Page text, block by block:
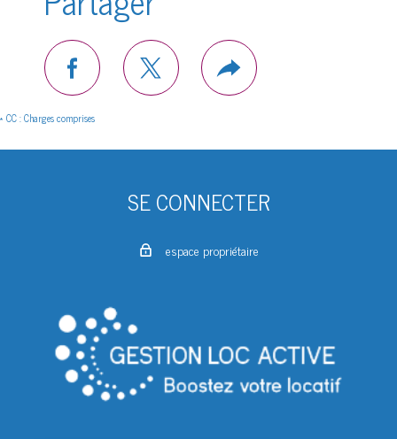
facebooktwitter Plus
de
* CC : Charges comprises
SE CONNECTER
espace propriétaire